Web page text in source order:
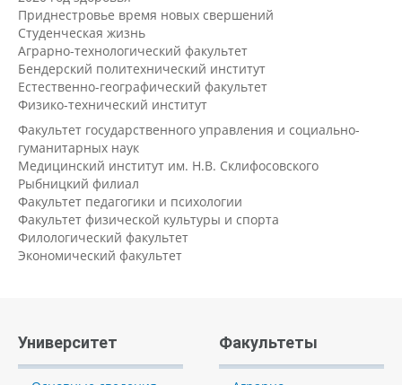
Приднестровье время новых свершений
Студенческая жизнь
Аграрно-технологический факультет
Бендерский политехнический институт
Естественно-географический факультет
Физико-технический институт
Факультет государственного управления и социально-
гуманитарных наук
Медицинский институт им. Н.В. Склифосовского
Рыбницкий филиал
Факультет педагогики и психологии
Факультет физической культуры и спорта
Филологический факультет
Экономический факультет
Университет Факультеты